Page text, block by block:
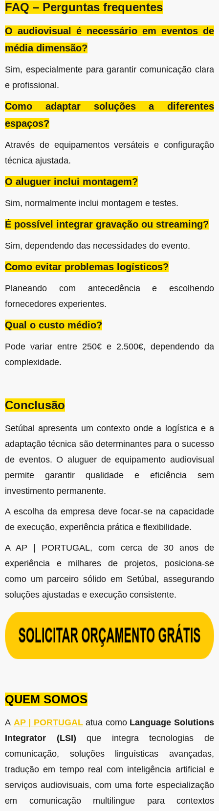
FAQ – Perguntas frequentes
O audiovisual é necessário em eventos de
média dimensão?
Sim, especialmente para garantir comunicação clara
e profissional.
Como adaptar soluções a diferentes
espaços?
Através de equipamentos versáteis e configuração
técnica ajustada.
O aluguer inclui montagem?
Sim, normalmente inclui montagem e testes.
É possível integrar gravação ou streaming?
Sim, dependendo das necessidades do evento.
Como evitar problemas logísticos?
Planeando com antecedência e escolhendo
fornecedores experientes.
Qual o custo médio?
Pode variar entre 250€ e 2.500€, dependendo da
complexidade.
Conclusão
Setúbal apresenta um contexto onde a logística e a
adaptação técnica são determinantes para o sucesso
de eventos. O aluguer de equipamento audiovisual
permite garantir qualidade e eficiência sem
investimento permanente.
A escolha da empresa deve focar-se na capacidade
de execução, experiência prática e flexibilidade.
A AP | PORTUGAL, com cerca de 30 anos de
experiência e milhares de projetos, posiciona-se
como um parceiro sólido em Setúbal, assegurando
soluções ajustadas e execução consistente.
QUEM SOMOS
A AP | PORTUGALatua como Language Solutions
Integrator (LSI) que integra tecnologias de
comunicação, soluções linguísticas avançadas,
tradução em tempo real com inteligência artificial e
serviços audiovisuais, com uma forte especialização
em comunicação multilingue para contextos